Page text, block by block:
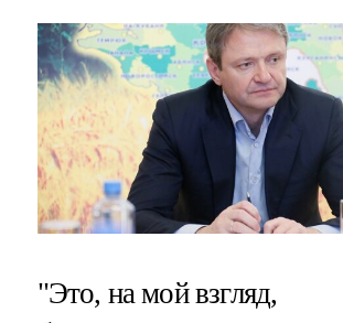
"Это, на мой взгляд,